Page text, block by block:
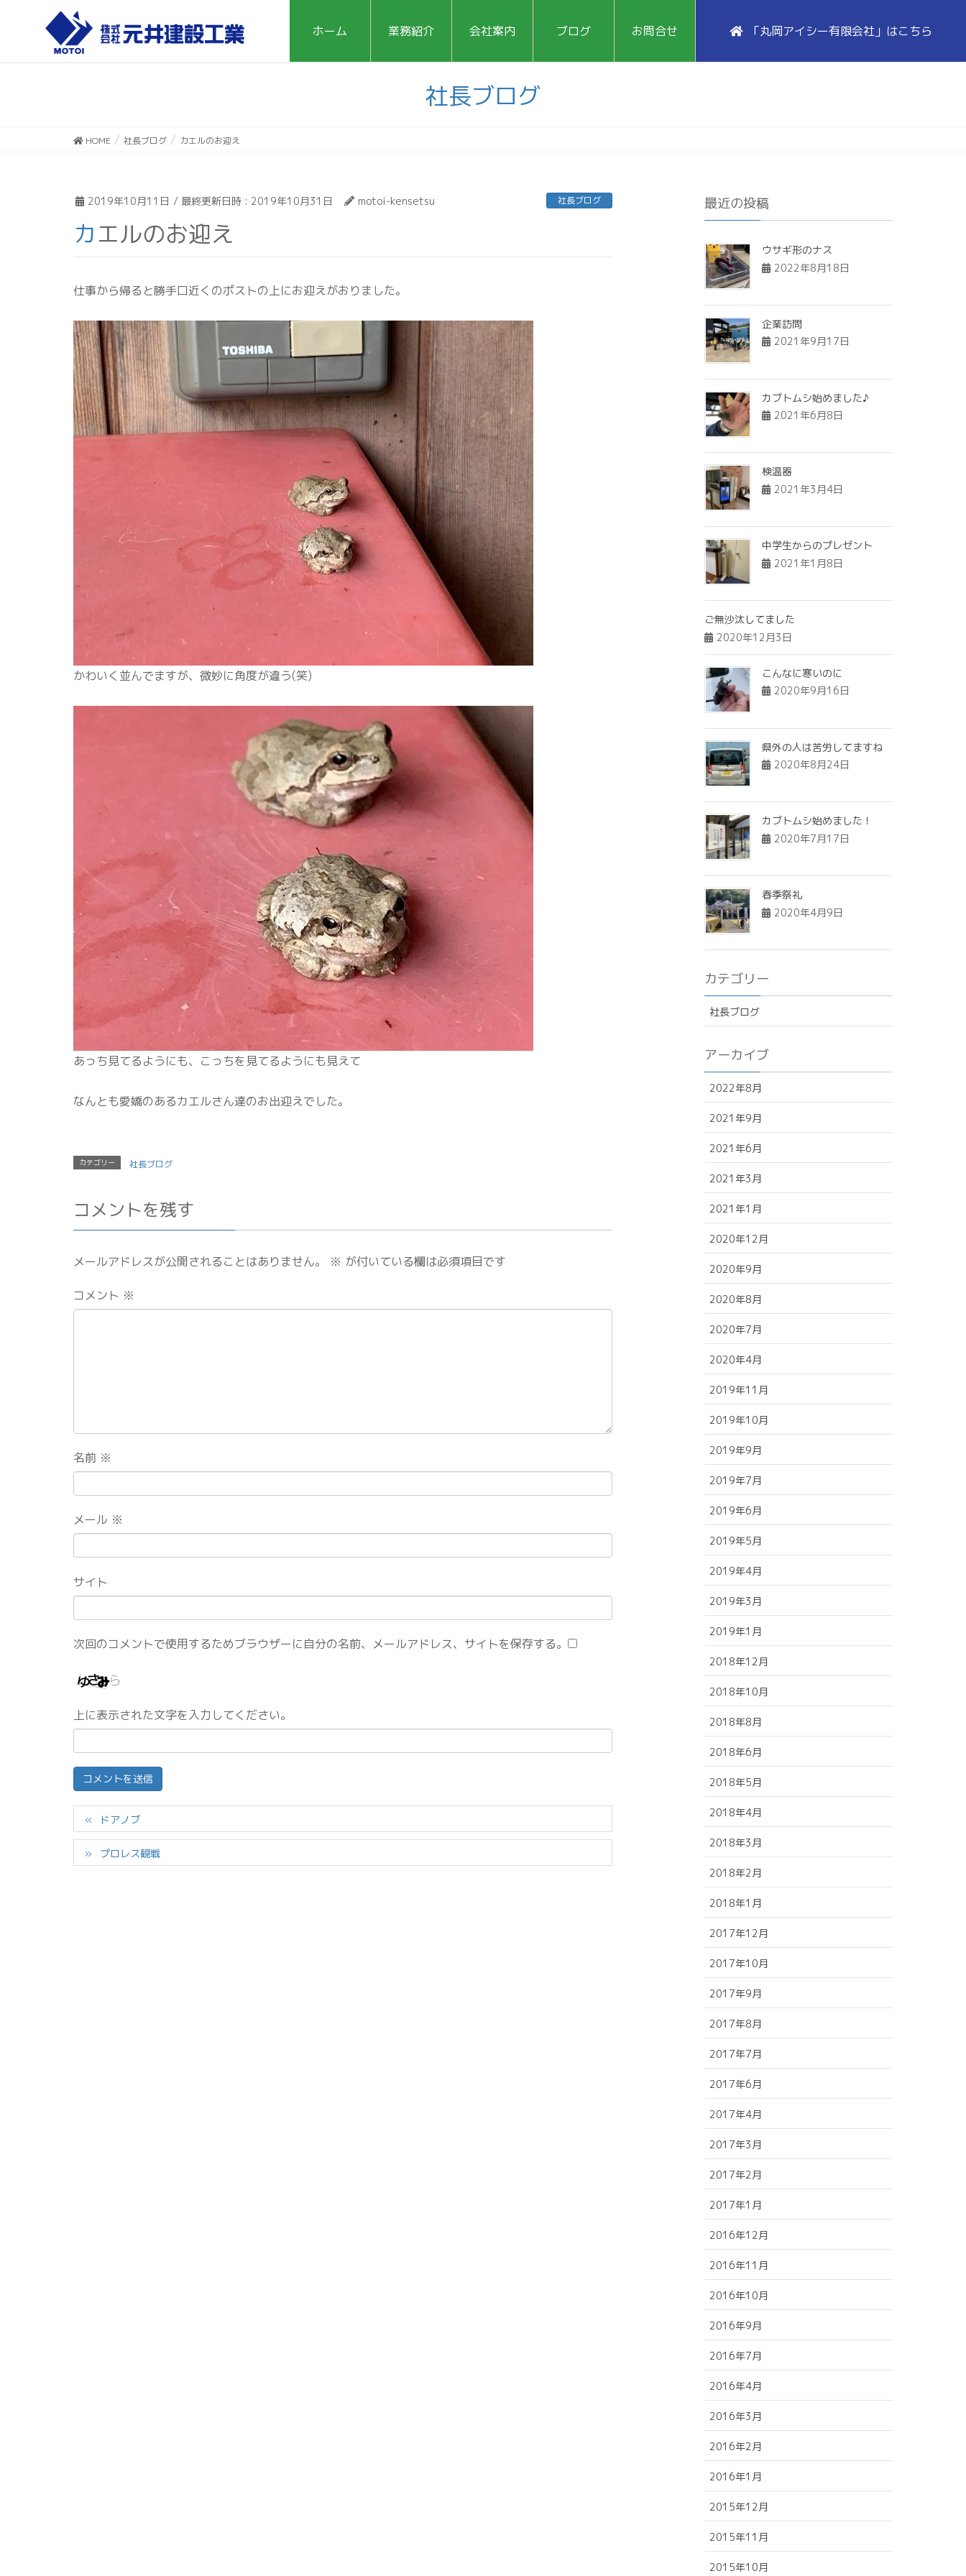
ホーム 業務紹介 会社案内 ブログ お問合せ 「丸岡アイシー有限会社」はこちら
社長ブログ
HOME 社長ブログ カエルのお迎え
2019年10月11日 / 最終更新日時 : 2019年10月31日 motoi-kensetsu 社長ブログ
カエルのお迎え
仕事から帰ると勝手口近くのポストの上にお迎えがおりました。
かわいく並んでますが、微妙に角度が違う(笑)
あっち見てるようにも、こっちを見てるようにも見えて
なんとも愛嬌のあるカエルさん達のお出迎えでした。
カテゴリー 社長ブログ
コメントを残す
メールアドレスが公開されることはありません。 ※ が付いている欄は必須項目です
コメント ※
名前 ※
メール ※
サイト
次回のコメントで使用するためブラウザーに自分の名前、メールアドレス、サイトを保存する。
上に表示された文字を入力してください。
ドアノブ
プロレス観戦
最近の投稿
ウサギ形のナス
2022年8月18日
企業訪問
2021年9月17日
カブトムシ始めました♪
2021年6月8日
検温器
2021年3月4日
中学生からのプレゼント
2021年1月8日
ご無沙汰してました
2020年12月3日
こんなに寒いのに
2020年9月16日
県外の人は苦労してますね
2020年8月24日
カブトムシ始めました！
2020年7月17日
春季祭礼
2020年4月9日
カテゴリー
社長ブログ
アーカイブ
2022年8月
2021年9月
2021年6月
2021年3月
2021年1月
2020年12月
2020年9月
2020年8月
2020年7月
2020年4月
2019年11月
2019年10月
2019年9月
2019年7月
2019年6月
2019年5月
2019年4月
2019年3月
2019年1月
2018年12月
2018年10月
2018年8月
2018年6月
2018年5月
2018年4月
2018年3月
2018年2月
2018年1月
2017年12月
2017年10月
2017年9月
2017年8月
2017年7月
2017年6月
2017年4月
2017年3月
2017年2月
2017年1月
2016年12月
2016年11月
2016年10月
2016年9月
2016年7月
2016年4月
2016年3月
2016年2月
2016年1月
2015年12月
2015年11月
2015年10月